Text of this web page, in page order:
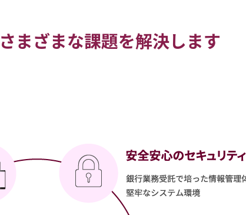
まざまな課題を解決します